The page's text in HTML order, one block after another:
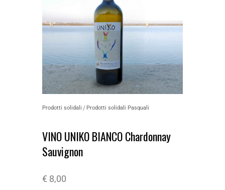
Prodotti solidali Prodotti solidali Pasquali
VINO UNIKO BIANCO Chardonnay
Sauvignon
€ 8,00